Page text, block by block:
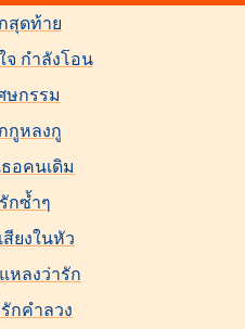
สุดท้าย
จ กำลังโอน
ษกรรม
กูหลงกู
อคนเดิม
กซ้ำๆ
สียงในหัว
หลงว่ารัก
กคำลวง